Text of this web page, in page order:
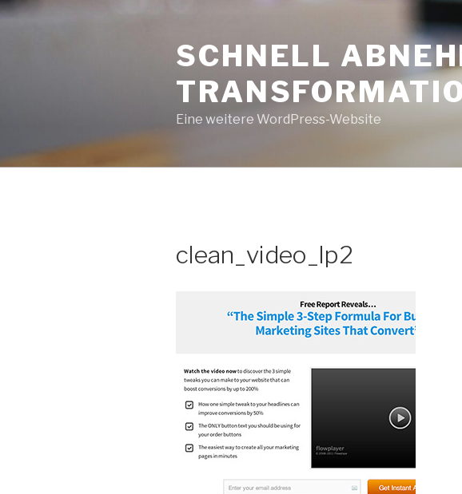
Zum
SCHNELL
Eine weitere WordPress-Website
clean_video_lp2